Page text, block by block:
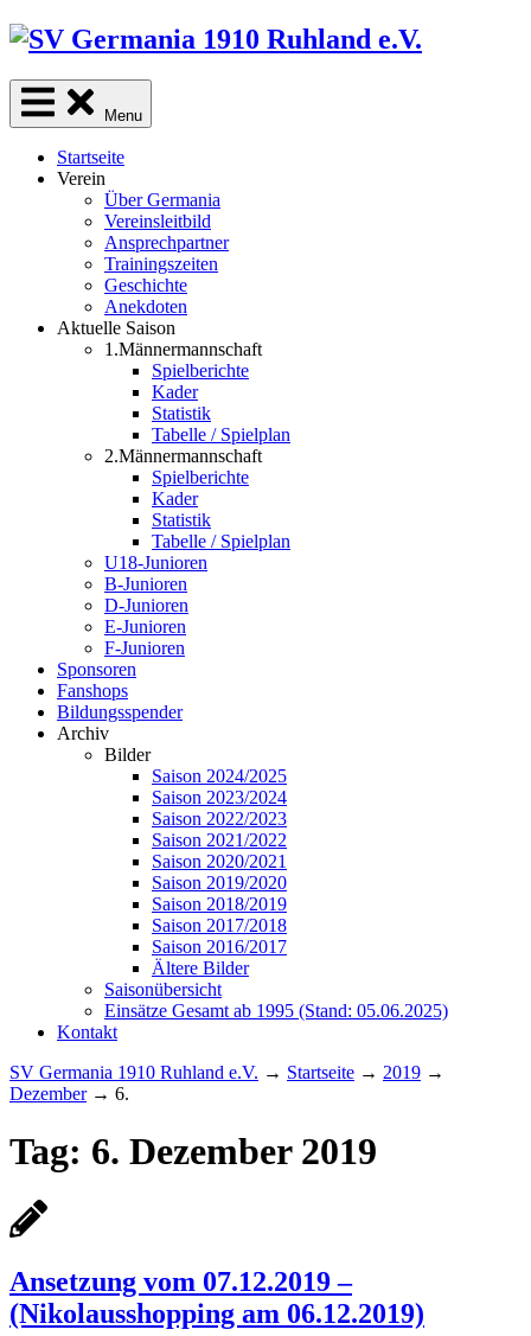
Skip
content
Menu
Startseite
Verein
Über Germania
Vereinsleitbild
Ansprechpartner
Trainingszeiten
Geschichte
Anekdoten
Aktuelle Saison
1.Männermannschaft
Spielberichte
Kader
Statistik
Tabelle / Spielplan
2.Männermannschaft
Spielberichte
Kader
Statistik
Tabelle / Spielplan
U18-Junioren
B-Junioren
D-Junioren
E-Junioren
F-Junioren
Sponsoren
Fanshops
Bildungsspender
Archiv
Bilder
Saison 2024/2025
Saison 2023/2024
Saison 2022/2023
Saison 2021/2022
Saison 2020/2021
Saison 2019/2020
Saison 2018/2019
Saison 2017/2018
Saison 2016/2017
Ältere Bilder
Saisonübersicht
Einsätze Gesamt ab 1995 (Stand: 05.06.2025)
Kontakt
SV Germania 1910 Ruhland e.V. → Startseite → 2019 →
Dezember→ 6.
Tag: 6. Dezember 2019
Ansetzung vom 07.12.2019 –
(Nikolausshopping am 06.12.2019)